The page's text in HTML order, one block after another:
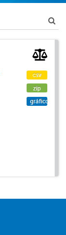
csv
zip
gráfico